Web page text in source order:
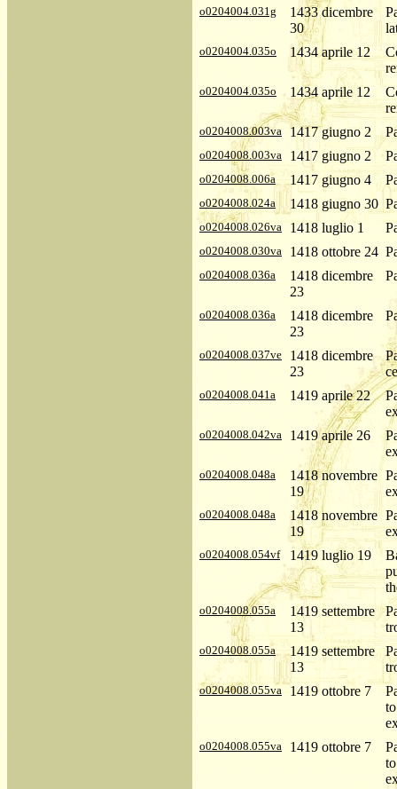
o0204004.031g
1433 dicembre
30
o0204004.035o 1434 aprile 12
o0204004.035o 1434 aprile 12
o0204008.003va 1417 giugno 2
o0204008.003va 1417 giugno 2
o0204008.006a 1417 giugno 4
o0204008.024a 1418 giugno 30
o0204008.026va 1418 luglio 1
o0204008.030va 1418 ottobre 24
o0204008.036a
1418 dicembre
23
o0204008.036a
1418 dicembre
23
o0204008.037ve
1418 dicembre
23
o0204008.041a 1419 aprile 22
o0204008.042va 1419 aprile 26
o0204008.048a
1418 novembre
19
o0204008.048a
1418 novembre
19
o0204008.054vf 1419 luglio 19
o0204008.055a
1419 settembre
13
o0204008.055a
1419 settembre
13
o0204008.055va 1419 ottobre 7
o0204008.055va 1419 ottobre 7